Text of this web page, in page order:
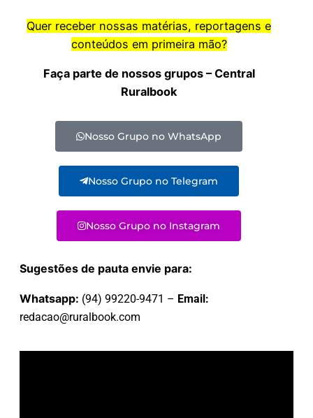
Quer receber nossas matérias, reportagens e
conteúdos em primeira mão?
Faça parte de nossos grupos – Central
Ruralbook
Nosso Grupo no WhatsApp
Nosso Grupo no Telegram
Nosso Grupo no Instagram
Sugestões de pauta envie para:
Whatsapp: (94) 99220-9471 – Email:
redacao@ruralbook.com